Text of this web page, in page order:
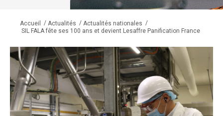
Accueil / Actualités / Actualités nationales /
SIL FALA fête ses 100 ans et devient Lesaffre Panification France